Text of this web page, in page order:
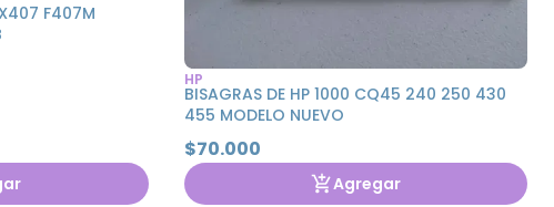
F407M
HP
BISAGRAS DE HP 1000 CQ45 240 250 430
455 MODELO NUEVO
$70.000
Agregar